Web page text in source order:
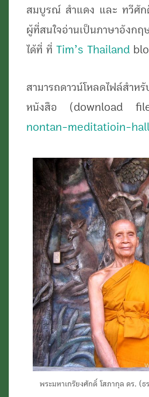
สมบูรณ์ สำแดง และ ทวีศัก
ผู้ที่สนใจอ่านเป็นภาษาอังก
ได้ที่ ที่ Tim’s Thailand
สามารถดาวน์โหลดไฟล์สำห
หนังสือ (download
nontan-meditatioin-
พระมหาเกรียงศักดิ์ โสภากุล ดร. (ธร